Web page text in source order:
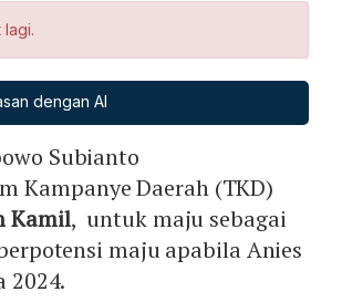
dengan AI
Subianto
Kampanye Daerah (TKD)
Kamil, untuk maju sebagai
maju apabila Anies
2024.